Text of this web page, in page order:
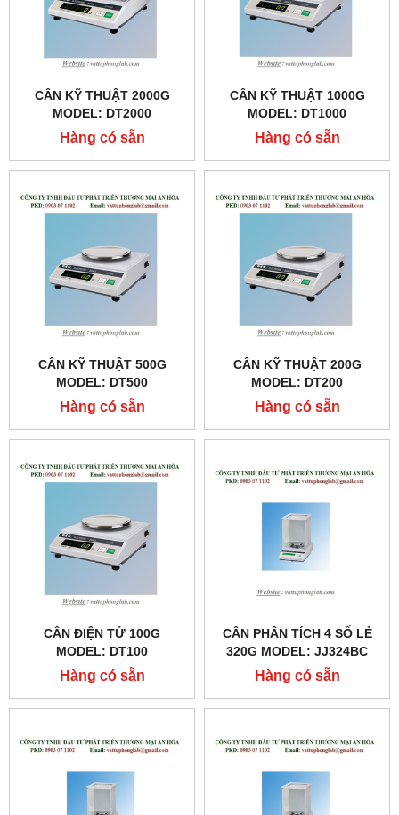
CÂN KỸ THUẬT 2000G
MODEL: DT2000
Hàng có sẵn
CÂN KỸ THUẬT 1000G
MODEL: DT1000
Hàng có sẵn
CÂN KỸ THUẬT 500G
MODEL: DT500
Hàng có sẵn
CÂN KỸ THUẬT 200G
MODEL: DT200
Hàng có sẵn
CÂN ĐIỆN TỬ 100G
MODEL: DT100
Hàng có sẵn
CÂN PHÂN TÍCH 4 SỐ LẺ
320G MODEL: JJ324BC
Hàng có sẵn